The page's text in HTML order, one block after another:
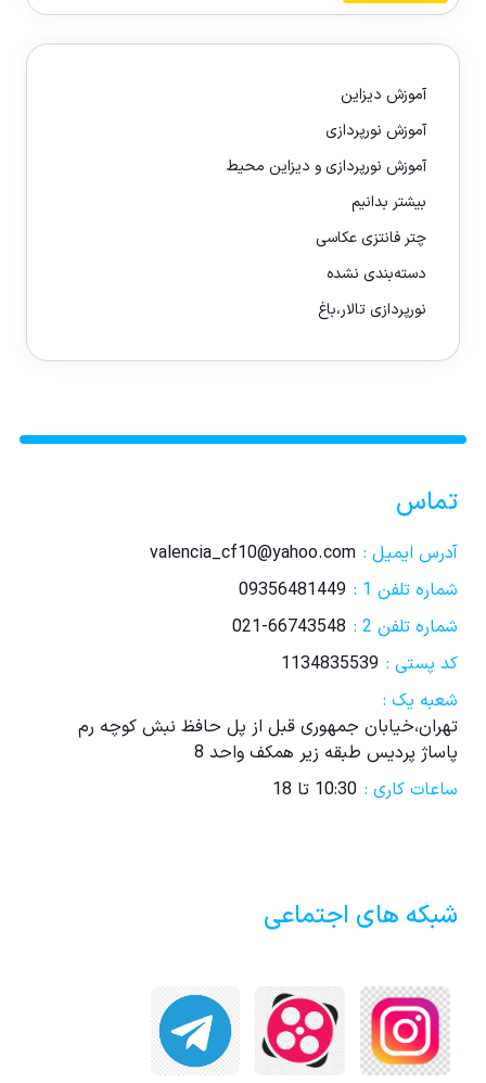
آموزش دیزاین
آموزش نورپردازی
آموزش نورپردازی و دیزاین محیط
بیشتر بدانیم
چتر فانتزی عکاسی
دسته‌بندی نشده
نورپردازی تالار،باغ
تماس
آدرس ایمیل : valencia_cf10@yahoo.com
شماره تلفن 1 :
09356481449
شماره تلفن 2 :
021-66743548
کد پستی : 1134835539
شعبه یک :
تهران،خیابان جمهوری قبل از پل حافظ نبش کوچه رم
پاساژ پردیس طبقه زیر همکف واحد 8
ساعات کاری : 10:30 تا 18
شبکه های اجتماعی